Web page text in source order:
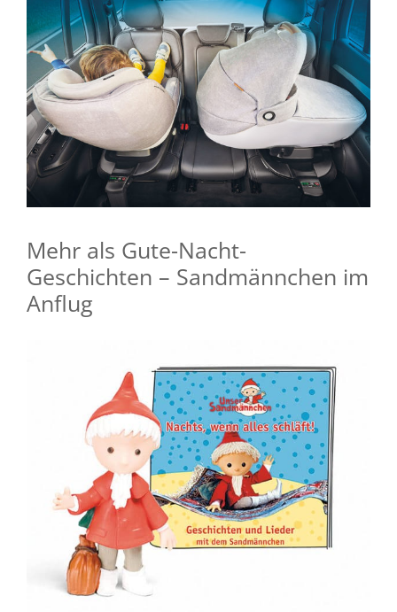
Mehr als Gute-Nacht-
Geschichten – Sandmännchen im
Anflug